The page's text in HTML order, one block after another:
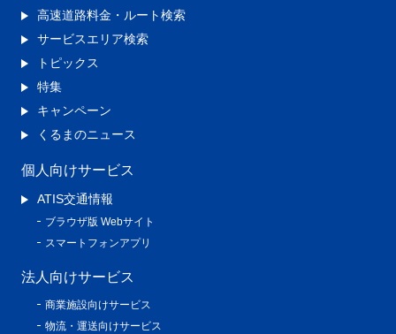
高速道路料金・ルート検索
サービスエリア検索
トピックス
特集
キャンペーン
くるまのニュース
個人向けサービス
ATIS交通情報
ブラウザ版 Webサイト
スマートフォンアプリ
法人向けサービス
商業施設向けサービス
物流・運送向けサービス